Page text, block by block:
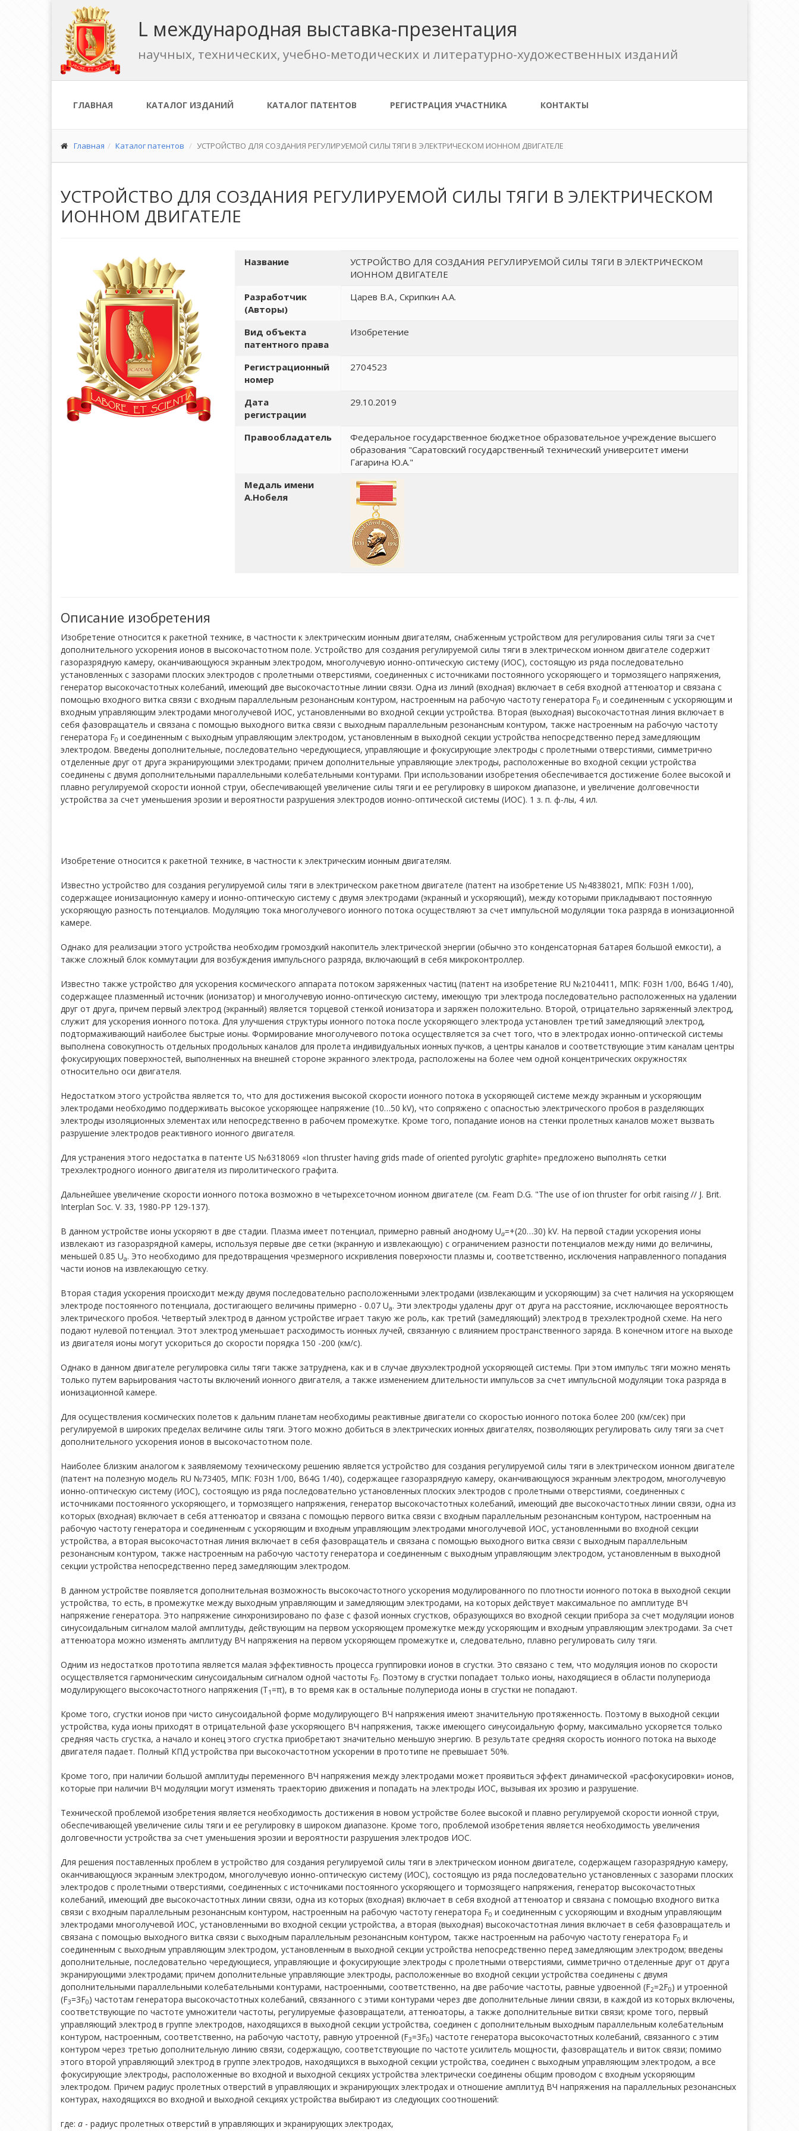
L международная выставка-презентация
научных, технических, учебно-методических и литературно-художественных изданий
ГЛАВНАЯ КАТАЛОГ ИЗДАНИЙ КАТАЛОГ ПАТЕНТОВ РЕГИСТРАЦИЯ УЧАСТНИКА КОНТАКТЫ
Главная Каталог патентов УСТРОЙСТВО ДЛЯ СОЗДАНИЯ РЕГУЛИРУЕМОЙ СИЛЫ ТЯГИ В ЭЛЕКТРИЧЕСКОМ ИОННОМ ДВИГАТЕЛЕ
УСТРОЙСТВО ДЛЯ СОЗДАНИЯ РЕГУЛИРУЕМОЙ СИЛЫ ТЯГИ В ЭЛЕКТРИЧЕСКОМ
ИОННОМ ДВИГАТЕЛЕ
Название
УСТРОЙСТВО ДЛЯ СОЗДАНИЯ РЕГУЛИРУЕМОЙ СИЛЫ ТЯГИ В ЭЛЕКТРИЧЕСКОМ
ИОННОМ ДВИГАТЕЛЕ
Разработчик
(Авторы)
Царев В.А., Скрипкин А.А.
Вид объекта
патентного права
Изобретение
Регистрационный
номер
2704523
Дата
регистрации
29.10.2019
Правообладатель
Федеральное государственное бюджетное образовательное учреждение высшего
образования "Саратовский государственный технический университет имени
Гагарина Ю.А."
Медаль имени
А.Нобеля
Описание изобретения
Изобретение относится к ракетной технике, в частности к электрическим ионным двигателям, снабженным устройством для регулирования силы тяги за счет
дополнительного ускорения ионов в высокочастотном поле. Устройство для создания регулируемой силы тяги в электрическом ионном двигателе содержит
газоразрядную камеру, оканчивающуюся экранным электродом, многолучевую ионно-оптическую систему (ИОС), состоящую из ряда последовательно
установленных с зазорами плоских электродов с пролетными отверстиями, соединенных с источниками постоянного ускоряющего и тормозящего напряжения,
генератор высокочастотных колебаний, имеющий две высокочастотные линии связи. Одна из линий (входная) включает в себя входной аттенюатор и связана с
помощью входного витка связи с входным параллельным резонансным контуром, настроенным на рабочую частоту генератора F0 и соединенным с ускоряющим и
входным управляющим электродами многолучевой ИОС, установленными во входной секции устройства. Вторая (выходная) высокочастотная линия включает в
себя фазовращатель и связана с помощью выходного витка связи с выходным параллельным резонансным контуром, также настроенным на рабочую частоту
генератора F0 и соединенным с выходным управляющим электродом, установленным в выходной секции устройства непосредственно перед замедляющим
электродом. Введены дополнительные, последовательно чередующиеся, управляющие и фокусирующие электроды с пролетными отверстиями, симметрично
отделенные друг от друга экранирующими электродами; причем дополнительные управляющие электроды, расположенные во входной секции устройства
соединены с двумя дополнительными параллельными колебательными контурами. При использовании изобретения обеспечивается достижение более высокой и
плавно регулируемой скорости ионной струи, обеспечивающей увеличение силы тяги и ее регулировку в широком диапазоне, и увеличение долговечности
устройства за счет уменьшения эрозии и вероятности разрушения электродов ионно-оптической системы (ИОС). 1 з. п. ф-лы, 4 ил.
Изобретение относится к ракетной технике, в частности к электрическим ионным двигателям.
Известно устройство для создания регулируемой силы тяги в электрическом ракетном двигателе (патент на изобретение US №4838021, МПК: F03H 1/00),
содержащее ионизационную камеру и ионно-оптическую систему с двумя электродами (экранный и ускоряющий), между которыми прикладывают постоянную
ускоряющую разность потенциалов. Модуляцию тока многолучевого ионного потока осуществляют за счет импульсной модуляции тока разряда в ионизационной
камере.
Однако для реализации этого устройства необходим громоздкий накопитель электрической энергии (обычно это конденсаторная батарея большой емкости), а
также сложный блок коммутации для возбуждения импульсного разряда, включающий в себя микроконтроллер.
Известно также устройство для ускорения космического аппарата потоком заряженных частиц (патент на изобретение RU №2104411, МПК: F03H 1/00, B64G 1/40),
содержащее плазменный источник (ионизатор) и многолучевую ионно-оптическую систему, имеющую три электрода последовательно расположенных на удалении
друг от друга, причем первый электрод (экранный) является торцевой стенкой ионизатора и заряжен положительно. Второй, отрицательно заряженный электрод,
служит для ускорения ионного потока. Для улучшения структуры ионного потока после ускоряющего электрода установлен третий замедляющий электрод,
подтормаживающий наиболее быстрые ионы. Формирование многолучевого потока осуществляется за счет того, что в электродах ионно-оптической системы
выполнена совокупность отдельных продольных каналов для пролета индивидуальных ионных пучков, а центры каналов и соответствующие этим каналам центры
фокусирующих поверхностей, выполненных на внешней стороне экранного электрода, расположены на более чем одной концентрических окружностях
относительно оси двигателя.
Недостатком этого устройства является то, что для достижения высокой скорости ионного потока в ускоряющей системе между экранным и ускоряющим
электродами необходимо поддерживать высокое ускоряющее напряжение (10…50 kV), что сопряжено с опасностью электрического пробоя в разделяющих
электроды изоляционных элементах или непосредственно в рабочем промежутке. Кроме того, попадание ионов на стенки пролетных каналов может вызвать
разрушение электродов реактивного ионного двигателя.
Для устранения этого недостатка в патенте US №6318069 «Ion thruster having grids made of oriented pyrolytic graphite» предложено выполнять сетки
трехэлектродного ионного двигателя из пиролитического графита.
Дальнейшее увеличение скорости ионного потока возможно в четырехсеточном ионном двигателе (см. Feam D.G. "The use of ion thruster for orbit raising // J. Brit.
Interplan Soc. V. 33, 1980-PP 129-137).
В данном устройстве ионы ускоряют в две стадии. Плазма имеет потенциал, примерно равный анодному Ua=+(20…30) kV. На первой стадии ускорения ионы
извлекают из газоразрядной камеры, используя первые две сетки (экранную и извлекающую) с ограничением разности потенциалов между ними до величины,
меньшей 0.85 Ua. Это необходимо для предотвращения чрезмерного искривления поверхности плазмы и, соответственно, исключения направленного попадания
части ионов на извлекающую сетку.
Вторая стадия ускорения происходит между двумя последовательно расположенными электродами (извлекающим и ускоряющим) за счет наличия на ускоряющем
электроде постоянного потенциала, достигающего величины примерно - 0.07 Ua. Эти электроды удалены друг от друга на расстояние, исключающее вероятность
электрического пробоя. Четвертый электрод в данном устройстве играет такую же роль, как третий (замедляющий) электрод в трехэлектродной схеме. На него
подают нулевой потенциал. Этот электрод уменьшает расходимость ионных лучей, связанную с влиянием пространственного заряда. В конечном итоге на выходе
из двигателя ионы могут ускориться до скорости порядка 150 -200 (км/с).
Однако в данном двигателе регулировка силы тяги также затруднена, как и в случае двухэлектродной ускоряющей системы. При этом импульс тяги можно менять
только путем варьирования частоты включений ионного двигателя, а также изменением длительности импульсов за счет импульсной модуляции тока разряда в
ионизационной камере.
Для осуществления космических полетов к дальним планетам необходимы реактивные двигатели со скоростью ионного потока более 200 (км/сек) при
регулируемой в широких пределах величине силы тяги. Этого можно добиться в электрических ионных двигателях, позволяющих регулировать силу тяги за счет
дополнительного ускорения ионов в высокочастотном поле.
Наиболее близким аналогом к заявляемому техническому решению является устройство для создания регулируемой силы тяги в электрическом ионном двигателе
(патент на полезную модель RU №73405, МПК: F03H 1/00, B64G 1/40), содержащее газоразрядную камеру, оканчивающуюся экранным электродом, многолучевую
ионно-оптическую систему (ИОС), состоящую из ряда последовательно установленных плоских электродов с пролетными отверстиями, соединенных с
источниками постоянного ускоряющего, и тормозящего напряжения, генератор высокочастотных колебаний, имеющий две высокочастотных линии связи, одна из
которых (входная) включает в себя аттенюатор и связана с помощью первого витка связи с входным параллельным резонансным контуром, настроенным на
рабочую частоту генератора и соединенным с ускоряющим и входным управляющим электродами многолучевой ИОС, установленными во входной секции
устройства, а вторая высокочастотная линия включает в себя фазовращатель и связана с помощью выходного витка связи с выходным параллельным
резонансным контуром, также настроенным на рабочую частоту генератора и соединенным с выходным управляющим электродом, установленным в выходной
секции устройства непосредственно перед замедляющим электродом.
В данном устройстве появляется дополнительная возможность высокочастотного ускорения модулированного по плотности ионного потока в выходной секции
устройства, то есть, в промежутке между выходным управляющим и замедляющим электродами, на которых действует максимальное по амплитуде ВЧ
напряжение генератора. Это напряжение синхронизировано по фазе с фазой ионных сгустков, образующихся во входной секции прибора за счет модуляции ионов
синусоидальным сигналом малой амплитуды, действующим на первом ускоряющем промежутке между ускоряющим и входным управляющим электродами. За счет
аттенюатора можно изменять амплитуду ВЧ напряжения на первом ускоряющем промежутке и, следовательно, плавно регулировать силу тяги.
Одним из недостатков прототипа является малая эффективность процесса группировки ионов в сгустки. Это связано с тем, что модуляция ионов по скорости
осуществляется гармоническим синусоидальным сигналом одной частоты F0. Поэтому в сгустки попадает только ионы, находящиеся в области полупериода
модулирующего высокочастотного напряжения (T1=π), в то время как в остальные полупериода ионы в сгустки не попадают.
Кроме того, сгустки ионов при чисто синусоидальной форме модулирующего ВЧ напряжения имеют значительную протяженность. Поэтому в выходной секции
устройства, куда ионы приходят в отрицательной фазе ускоряющего ВЧ напряжения, также имеющего синусоидальную форму, максимально ускоряется только
средняя часть сгустка, а начало и конец этого сгустка приобретают значительно меньшую энергию. В результате средняя скорость ионного потока на выходе
двигателя падает. Полный КПД устройства при высокочастотном ускорении в прототипе не превышает 50%.
Кроме того, при наличии большой амплитуды переменного ВЧ напряжения между электродами может проявиться эффект динамической «расфокусировки» ионов,
которые при наличии ВЧ модуляции могут изменять траекторию движения и попадать на электроды ИОС, вызывая их эрозию и разрушение.
Технической проблемой изобретения является необходимость достижения в новом устройстве более высокой и плавно регулируемой скорости ионной струи,
обеспечивающей увеличение силы тяги и ее регулировку в широком диапазоне. Кроме того, проблемой изобретения является необходимость увеличения
долговечности устройства за счет уменьшения эрозии и вероятности разрушения электродов ИОС.
Для решения поставленных проблем в устройство для создания регулируемой силы тяги в электрическом ионном двигателе, содержащем газоразрядную камеру,
оканчивающуюся экранным электродом, многолучевую ионно-оптическую систему (ИОС), состоящую из ряда последовательно установленных с зазорами плоских
электродов с пролетными отверстиями, соединенных с источниками постоянного ускоряющего и тормозящего напряжения, генератор высокочастотных
колебаний, имеющий две высокочастотных линии связи, одна из которых (входная) включает в себя входной аттенюатор и связана с помощью входного витка
связи с входным параллельным резонансным контуром, настроенным на рабочую частоту генератора F0 и соединенным с ускоряющим и входным управляющим
электродами многолучевой ИОС, установленными во входной секции устройства, а вторая (выходная) высокочастотная линия включает в себя фазовращатель и
связана с помощью выходного витка связи с выходным параллельным резонансным контуром, также настроенным на рабочую частоту генератора F0 и
соединенным с выходным управляющим электродом, установленным в выходной секции устройства непосредственно перед замедляющим электродом; введены
дополнительные, последовательно чередующиеся, управляющие и фокусирующие электроды с пролетными отверстиями, симметрично отделенные друг от друга
экранирующими электродами; причем дополнительные управляющие электроды, расположенные во входной секции устройства соединены с двумя
дополнительными параллельными колебательными контурами, настроенными, соответственно, на две рабочие частоты, равные удвоенной (F2=2F0) и утроенной
(F3=3F0) частотам генератора высокочастотных колебаний, связанного с этими контурами через две дополнительные линии связи, в каждой из которых включены,
соответствующие по частоте умножители частоты, регулируемые фазовращатели, аттенюаторы, а также дополнительные витки связи; кроме того, первый
управляющий электрод в группе электродов, находящихся в выходной секции устройства, соединен с дополнительным выходным параллельным колебательным
контуром, настроенным, соответственно, на рабочую частоту, равную утроенной (F3=3F0) частоте генератора высокочастотных колебаний, связанного с этим
контуром через третью дополнительную линию связи, содержащую, соответствующие по частоте усилитель мощности, фазовращатель и виток связи; помимо
этого второй управляющий электрод в группе электродов, находящихся в выходной секции устройства, соединен с выходным управляющим электродом, а все
фокусирующие электроды, расположенные во входной и выходной секциях устройства электрически соединены общим проводом с входным ускоряющим
электродом. Причем радиус пролетных отверстий в управляющих и экранирующих электродах и отношение амплитуд ВЧ напряжения на параллельных резонансных
контурах, находящихся во входной и выходной секциях устройства выбирают из следующих соотношений:
где: а - радиус пролетных отверстий в управляющих и экранирующих электродах,